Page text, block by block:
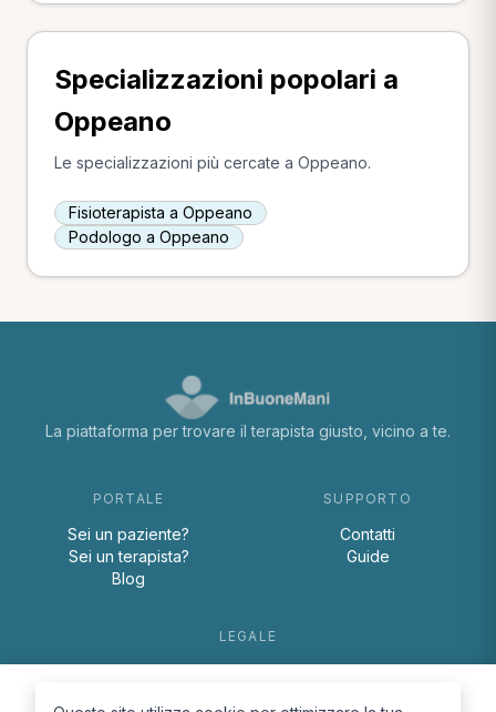
Specializzazioni popolari a
Oppeano
Le specializzazioni più cercate a Oppeano.
Fisioterapista a Oppeano
Podologo a Oppeano
La piattaforma per trovare il terapista giusto, vicino a te.
PORTALE
Sei un paziente?
Sei un terapista?
Blog
SUPPORTO
Contatti
Guide
LEGALE